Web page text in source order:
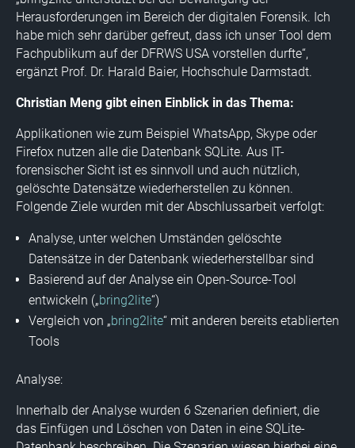
Herausforderungen im Bereich der digitalen Forensik. Ich
habe mich sehr darüber gefreut, dass ich unser Tool dem
Fachpublikum auf der DFRWS USA vorstellen durfte“,
ergänzt Prof. Dr. Harald Baier, Hochschule Darmstadt.
Christian Meng gibt einen Einblick in das Thema:
Applikationen wie zum Beispiel WhatsApp, Skype oder
Firefox nutzen alle die Datenbank SQLite. Aus IT-
forensischer Sicht ist es sinnvoll und auch nützlich,
gelöschte Datensätze wiederherstellen zu können.
Folgende Ziele wurden mit der Abschlussarbeit verfolgt:
Analyse, unter welchen Umständen gelöschte
Datensätze in der Datenbank wiederherstellbar sind
Basierend auf der Analyse ein Open-Source-Tool
entwickeln („bring2lite“)
Vergleich von „bring2lite“ mit anderen bereits etablierten
Tools
Analyse:
Innerhalb der Analyse wurden 6 Szenarien definiert, die
das Einfügen und Löschen von Daten in eine SQLite-